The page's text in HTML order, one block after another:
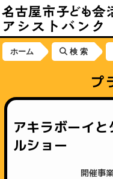
ホーム 検 索
プ
アキラボーイ
ルショー
開催事